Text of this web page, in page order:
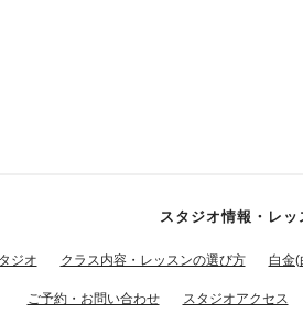
スタジオ情報・レッ
ジオ クラス内容・レッスンの選び方 白金
ご予約・お問い合わせ スタジオアクセス